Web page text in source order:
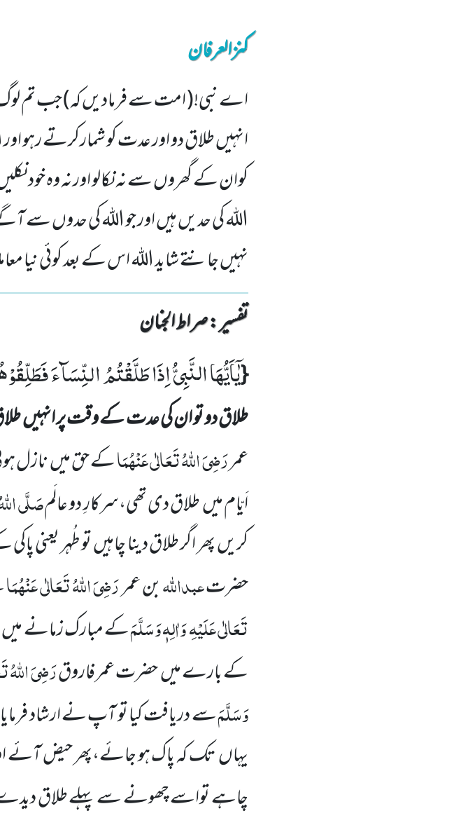
کنزالعرفان
اے نبی!( امت سے فرمادیں کہ) جب تم
انہیں طلاق دو اور عدت کو شمارکرتے رہو
کوان کے گھروں سے نہ نکالو اور نہ وہ خود
اللہ کی حدیں ہیں اور جو اللہ کی حدوں سے
نہیں جانتے شاید اللہ اس کے بعد کوئی نیا
تفسیر : ‎صراط الجنان
{یٰۤاَیُّهَا النَّبِیُّ اِذَا طَلَّقْتُمُ النِّسَآءَ
طلاق دو تو ان کی عدت کےوقت پر انہیں
عمررَضِیَ اللّٰہُ تَعَالٰی عَنْہُمَاکے حق میںنازل
اَیّام میںطلاق دی تھی،سرکارِ دو عالَمصَلَّی
کریںپھر اگر طلاق دینا چاہیںتو طُہر یعنی
حضرتعبداللّٰہبن عمررَضِیَ اللّٰہُ تَعَالٰی عَنْہُمَا
تَعَالٰی عَلَیْہِوَاٰلِہٖ وَسَلَّمَکے مبارک زمانے میں
کے بارے میںحضرت عمر فاروقرَضِیَ اللّٰہُ
وَسَلَّمَسے دریافت کیا تو آپ نے ارشاد
یہاںتک کہ پاک ہو جائے،پھر حیض آئے
چاہے تواسے چھونے سے پہلے طلاق